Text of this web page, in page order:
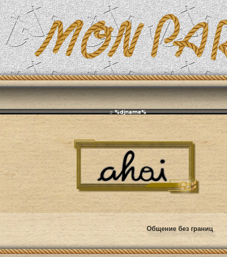
Эфирит: ♫ %djname%
Мир вокруг нас Живая природа Общие и смежные разделы
Общение без границ